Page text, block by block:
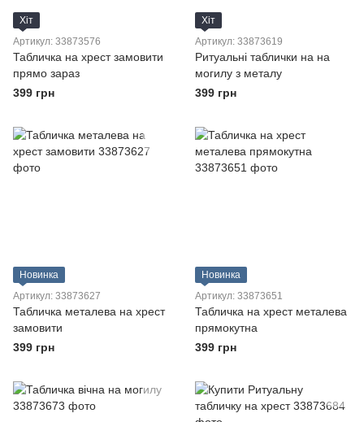
Хіт
Артикул: 33873576
Табличка на хрест замовити
прямо зараз
399 грн
Хіт
Артикул: 33873619
Ритуальні таблички на на
могилу з металу
399 грн
Новинка
Артикул: 33873627
Табличка металева на хрест
замовити
399 грн
Новинка
Артикул: 33873651
Табличка на хрест металева
прямокутна
399 грн